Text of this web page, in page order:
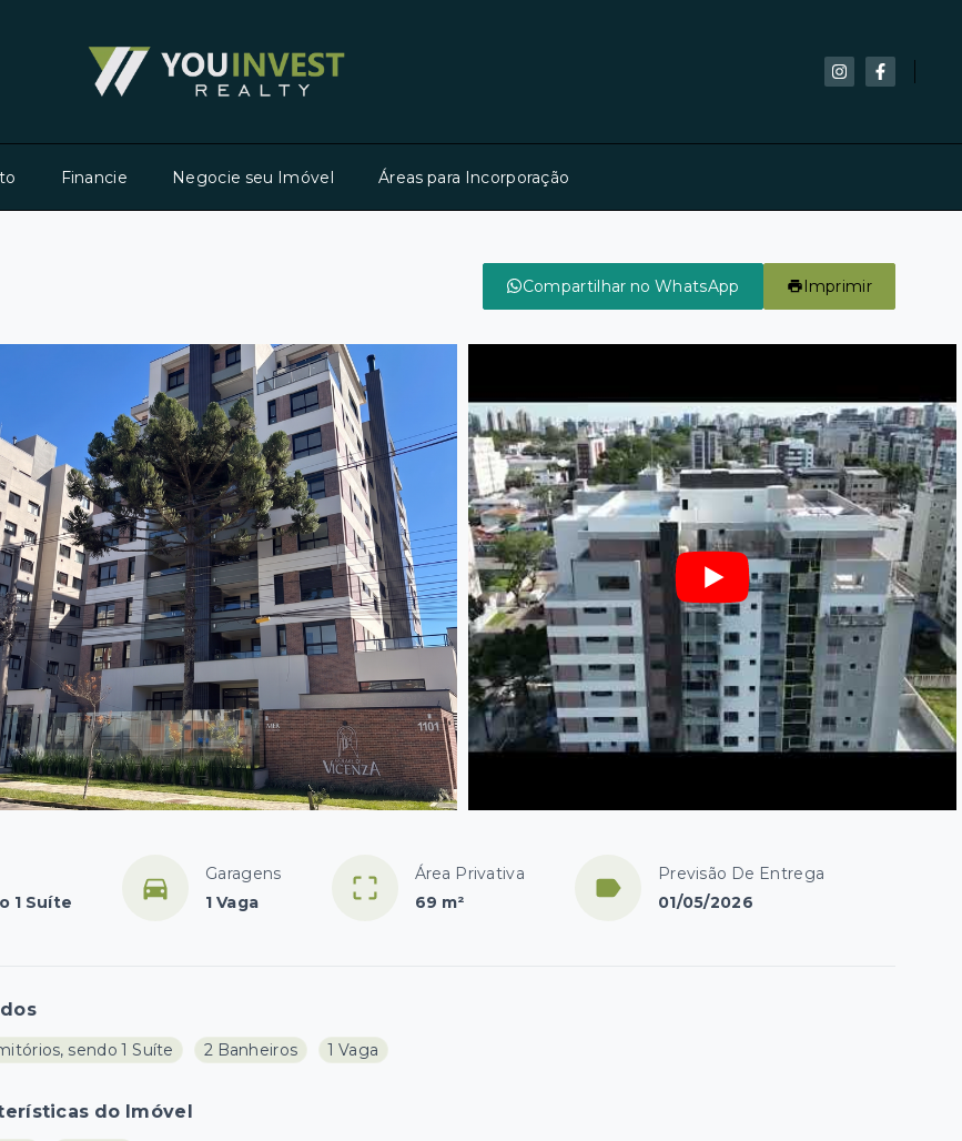
Financie Negocie seu Imóvel Áreas para Incorporação
Compartilhar no WhatsApp Imprimir
1 Suíte
Garagens
1 Vaga
Área Privativa
69 m²
Previsão De Entrega
01/05/2026
sendo 1 Suíte 2 Banheiros 1 Vaga
do Imóvel